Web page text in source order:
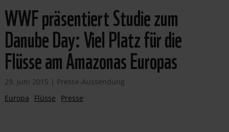
WWF präsentiert Studie zum
Danube Day: Viel Platz für die
Flüsse am Amazonas Europas
29. Juni 2015 | Presse-Aussendung
Europa
Flüsse Presse